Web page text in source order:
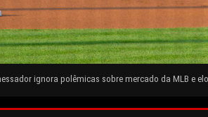
ignora polêmicas sobre mercado da MLB e